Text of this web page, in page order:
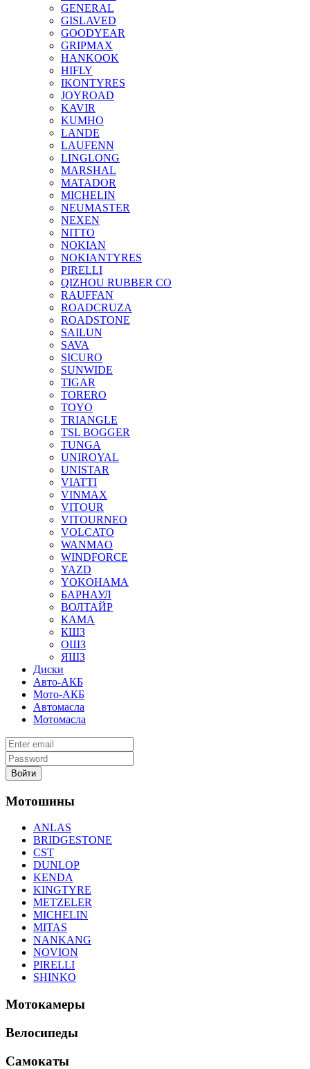
GENERAL
GISLAVED
GOODYEAR
GRIPMAX
HANKOOK
HIFLY
IKONTYRES
JOYROAD
KAVIR
KUMHO
LANDE
LAUFENN
LINGLONG
MARSHAL
MATADOR
MICHELIN
NEUMASTER
NEXEN
NITTO
NOKIAN
NOKIANTYRES
PIRELLI
QIZHOU RUBBER CO
RAUFFAN
ROADCRUZA
ROADSTONE
SAILUN
SAVA
SICURO
SUNWIDE
TIGAR
TORERO
TOYO
TRIANGLE
TSL BOGGER
TUNGA
UNIROYAL
UNISTAR
VIATTI
VINMAX
VITOUR
VITOURNEO
VOLCATO
WANMAO
WINDFORCE
YAZD
YOKOHAMA
БАРНАУЛ
ВОЛТАЙР
КАМА
КШЗ
ОШЗ
ЯШЗ
Диски
Авто-АКБ
Мото-АКБ
Автомасла
Мотомасла
Войти
Мотошины
ANLAS
BRIDGESTONE
CST
DUNLOP
KENDA
KINGTYRE
METZELER
MICHELIN
MITAS
NANKANG
NOVION
PIRELLI
SHINKO
Мотокамеры
Велосипеды
Самокаты